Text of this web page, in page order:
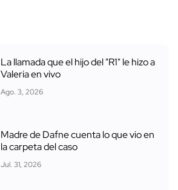
La llamada que el hijo del "R1" le hizo a
Valeria en vivo
Ago. 3, 2026
Madre de Dafne cuenta lo que vio en
la carpeta del caso
Jul. 31, 2026